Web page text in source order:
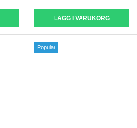
LÄGG I VARUKORG
Popular